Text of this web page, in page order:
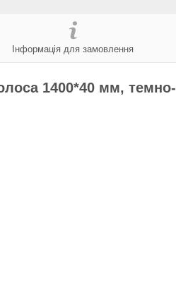
Інформація для замовлення
1400*40 мм, темно-